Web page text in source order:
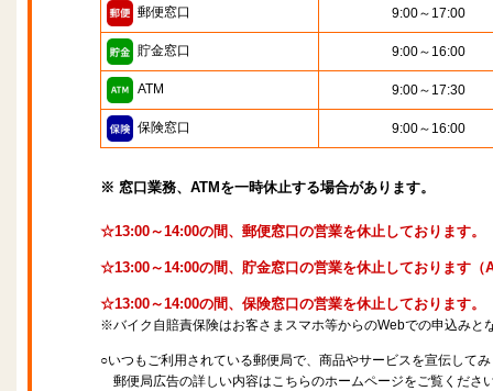
郵便窓口 9:00～17:00
貯金窓口 9:00～16:00
ATM 9:00～17:30
保険窓口 9:00～16:00
※ 窓口業務、ATMを一時休止する場合があります。
☆13:00～14:00の間、郵便窓口の営業を休止しております。
☆13:00～14:00の間、貯金窓口の営業を休止しております（
☆13:00～14:00の間、保険窓口の営業を休止しております。
※バイク自賠責保険はお客さまスマホ等からのWebでの申込みと
○いつもご利用されている郵便局で、商品やサービスを宣伝して
郵便局広告の詳しい内容はこちらのホームページをご覧くださ